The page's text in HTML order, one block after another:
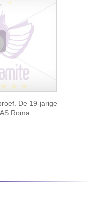
De 19-jarige
Roma.